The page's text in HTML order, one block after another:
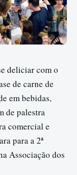
deliciar com o
de carne de
em bebidas,
de palestra
comercial e
para a 2ª
Associação dos